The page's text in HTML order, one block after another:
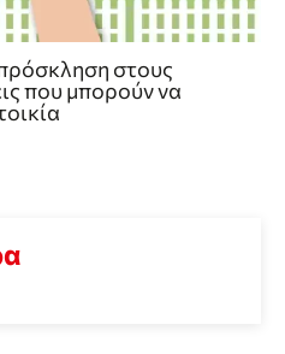
στους
που μπορούν να